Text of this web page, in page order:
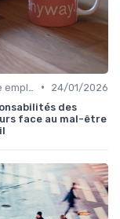
•
24/01/2026
des
face au mal-être